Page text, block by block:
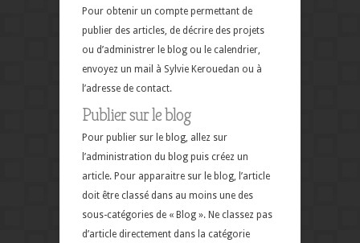
Pour obtenir un compte permettant de
publier des articles, de décrire des projets
ou d’administrer le blog ou le calendrier,
envoyez un mail à Sylvie Kerouedan ou à
l’adresse de contact.
Publier sur le blog
Pour publier sur le blog, allez sur
l’administration du blog puis créez un
article. Pour apparaitre sur le blog, l’article
doit être classé dans au moins une des
sous-catégories de « Blog ». Ne classez pas
d’article directement dans la catégorie